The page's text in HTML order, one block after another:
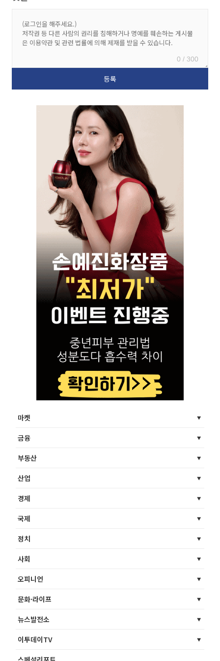
0 / 300
마켓
금융
부동산
산업
경제
국제
정치
사회
오피니언
문화·라이프
뉴스발전소
이투데이TV